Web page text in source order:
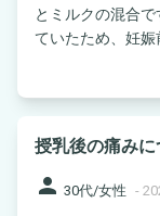
とミルクの混合
ていたため、妊娠
授乳後の痛みに
person 30代/女性 -